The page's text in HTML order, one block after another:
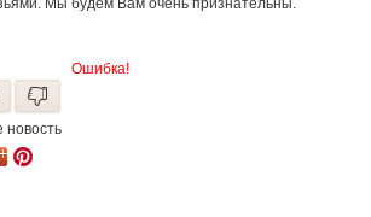
детей
Макдональдс!
Мы будем Вам очень признательны.
Ошибка!
новость